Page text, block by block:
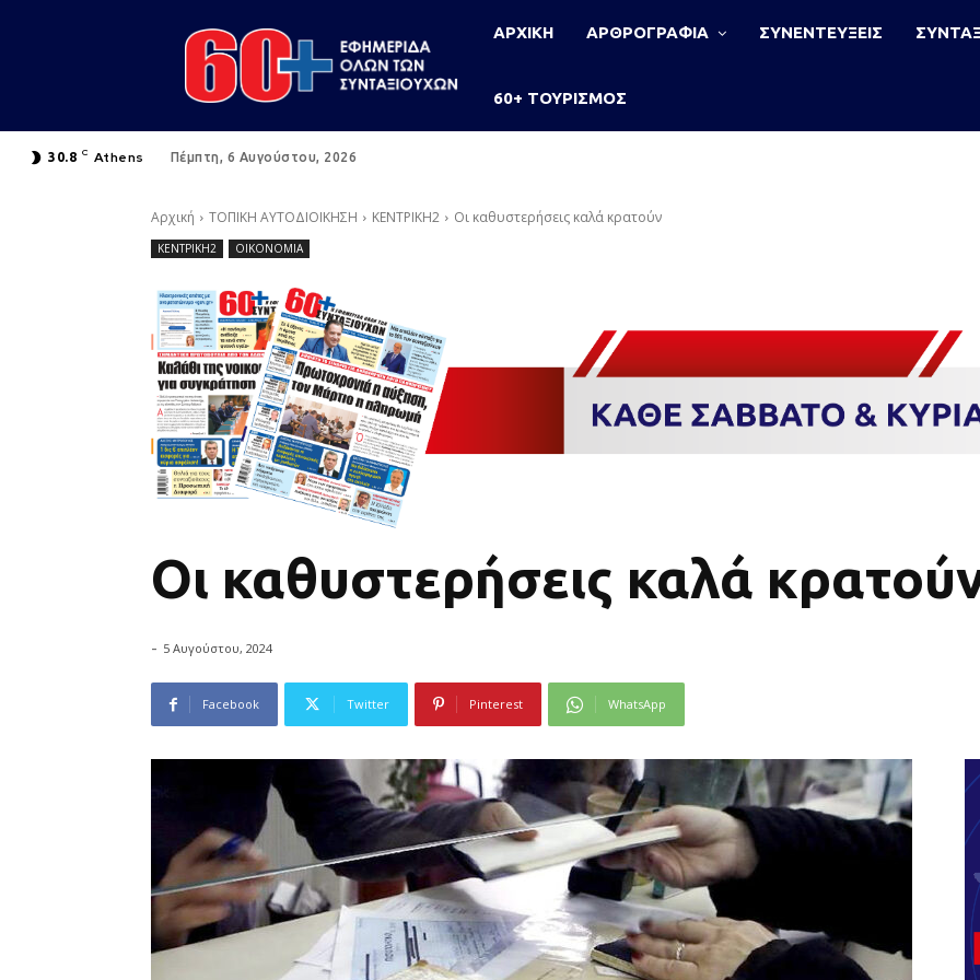
ΑΡΧΙΚΗ ΑΡΘΡΟΓΡΑΦΙΑ ΣΥΝΕΝΤΕΥΞΕΙΣ
60+ ΤΟΥΡΙΣΜΟΣ
30.8 C Athens Πέμπτη, 6 Αυγούστου, 2026
Αρχική ΤΟΠΙΚΗ ΑΥΤΟΔΙΟΙΚΗΣΗ ΚΕΝΤΡΙΚΗ2 Οι καθυστερήσεις καλά κρατούν
ΚΕΝΤΡΙΚΗ2 ΟΙΚΟΝΟΜΙΑ
Οι καθυστερήσεις καλά
- 5 Αυγούστου, 2024
Facebook Twitter Pinterest WhatsApp